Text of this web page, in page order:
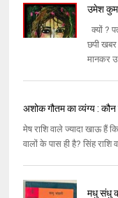
उमेश
क्‍यों ?
छपी खबर
मानकर
अशोक गौतम का व्यंग्य :
मेष राशि वाले ज्यादा खाऊ हैं
वालों के पास ही है? सिंह राशि
मधु संधु